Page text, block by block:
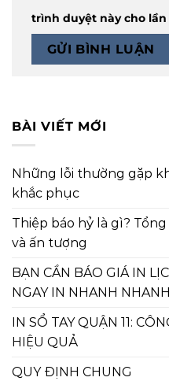
trình duyệt này cho
BÀI VIẾT MỚI
Những lỗi thường gặp
khắc phục
Thiệp báo hỷ là gì?
và ấn tượng
BẠN CẦN BÁO GIÁ IN
NGAY IN NHANH NHANH
IN SỔ TAY QUẬN 11:
HIỆU QUẢ
QUY ĐỊNH CHUNG